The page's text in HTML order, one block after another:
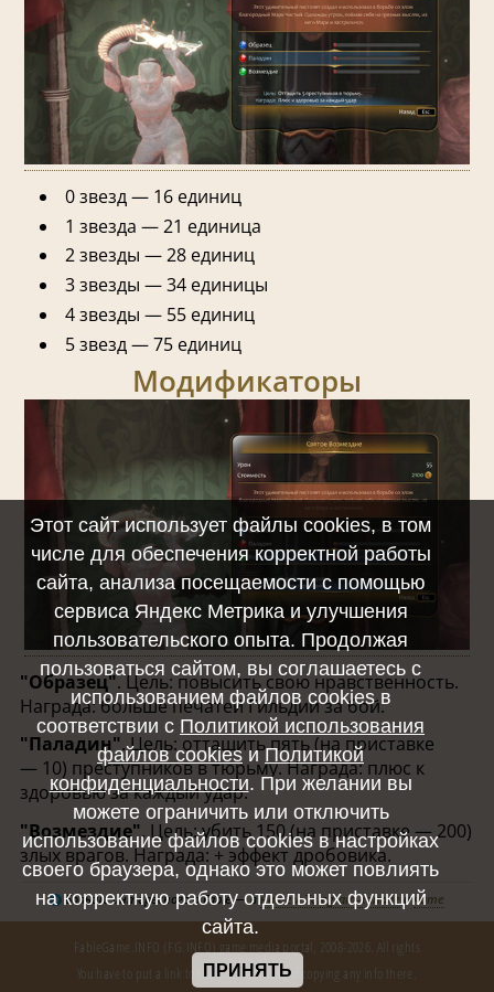
0 звезд — 16 единиц
1 звезда — 21 единица
2 звезды — 28 единиц
3 звезды — 34 единицы
4 звезды — 55 единиц
5 звезд — 75 единиц
Модификаторы
"Образец". Цель: повысить свою нравственность.
Награда: больше печатей Гильдии за бой.
"Паладин". Цель: оттащить пять (на приставке
— 10) преступников в тюрьму. Награда: плюс к
здоровью за каждый удар.
"Возмездие". Цель: убить 150 (на приставке — 200)
злых врагов. Награда: + эффект дробовика.
Больше интересного о Fable — внашем Telegram-каналеичате
FableGame.INFO (FG.INFO) game media portal, 2008-2026. All rights
reserved.
You have to put a link to the source in case of copying any info there.
Этот сайт использует файлы cookies, в том
числе для обеспечения корректной работы
сайта, анализа посещаемости с помощью
сервиса Яндекс Метрика и улучшения
пользовательского опыта. Продолжая
пользоваться сайтом, вы соглашаетесь с
использованием файлов cookies в
соответствии с Политикой использования
файлов cookiesиПолитикой
конфиденциальности. При желании вы
можете ограничить или отключить
использование файлов cookies в настройках
своего браузера, однако это может повлиять
на корректную работу отдельных функций
сайта.
ПРИНЯТЬ